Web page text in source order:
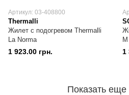
Артикул: 03-408800
Thermalli
Жилет с подогревом Thermalli
La Norma
1 923.00 грн. 1
Показать еще